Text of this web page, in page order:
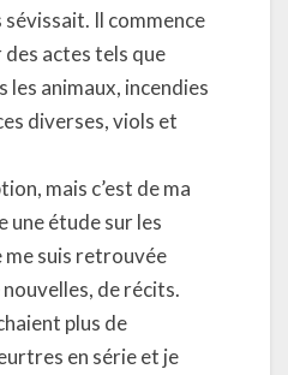
sévissait. Il commence
actes tels que
animaux, incendies
diverses, viols et
mais c’est de ma
une étude sur les
me suis retrouvée
de récits.
plus de
en série et je